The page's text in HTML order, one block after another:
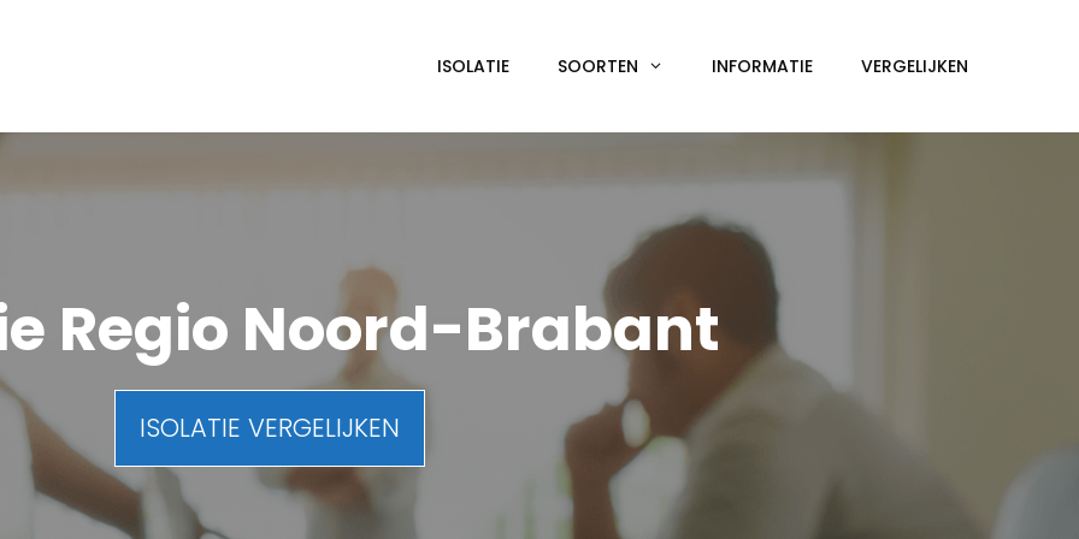
ISOLATIE SOORTEN INFORMATIE VERGELIJKEN
Regio Noord-Brabant
ISOLATIE VERGELIJKEN